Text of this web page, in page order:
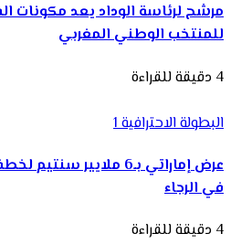
مرشح لرئاسة الوداد يعد مكونات
للمنتخب الوطني المغربي
4 دقيقة للقراءة
البطولة الاحترافية 1
عرض إماراتي بـ6 ملايير
في الرجاء
4 دقيقة للقراءة